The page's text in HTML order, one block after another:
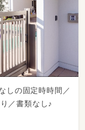
しの固定時時間／
／書類なし♪